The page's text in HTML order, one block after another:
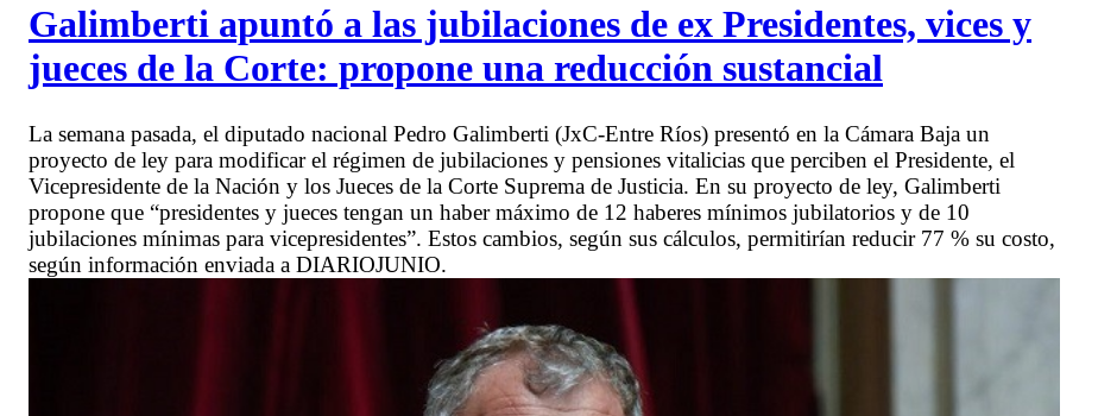
Galimberti apuntó a las jubilaciones de ex Presidentes, vices y
jueces de la Corte: propone una reducción sustancial
La semana pasada, el diputado nacional Pedro Galimberti (JxC-Entre Ríos) presentó en la Cámara Baja un
proyecto de ley para modificar el régimen de jubilaciones y pensiones vitalicias que perciben el Presidente, el
Vicepresidente de la Nación y los Jueces de la Corte Suprema de Justicia. En su proyecto de ley, Galimberti
propone que “presidentes y jueces tengan un haber máximo de 12 haberes mínimos jubilatorios y de 10
jubilaciones mínimas para vicepresidentes”. Estos cambios, según sus cálculos, permitirían reducir 77 % su costo,
según información enviada a DIARIOJUNIO.